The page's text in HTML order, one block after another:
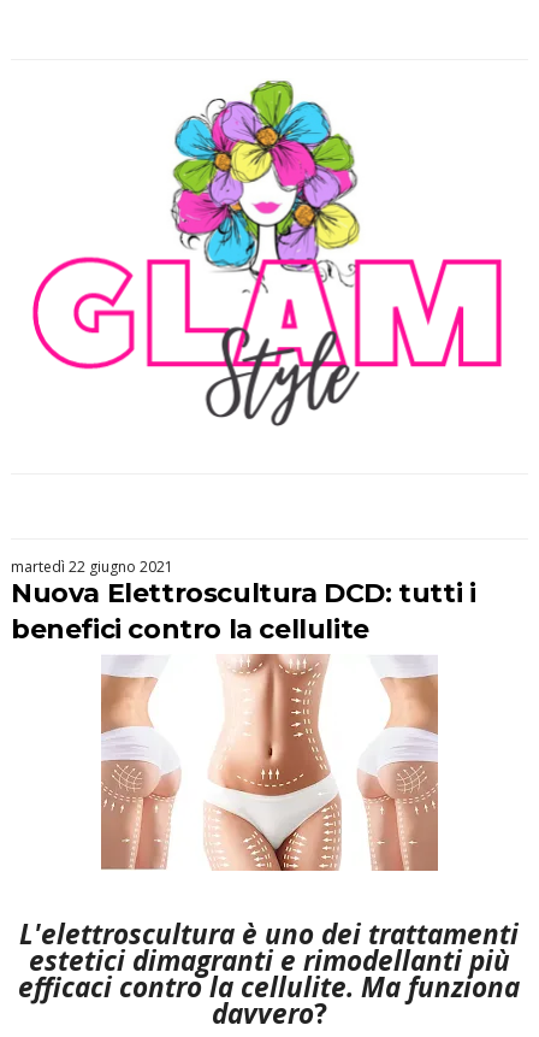
martedì 22 giugno 2021
Nuova Elettroscultura DCD: tutti i
benefici contro la cellulite
L'elettroscultura è uno dei trattamenti
estetici dimagranti e rimodellanti più
efficaci contro la cellulite. Ma funziona
davvero?